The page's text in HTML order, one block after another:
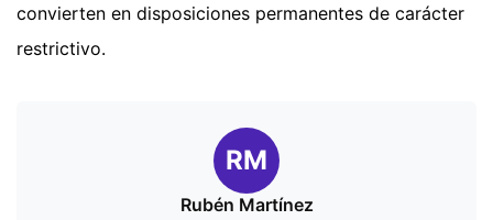
convierten en disposiciones permanentes de carácter
restrictivo.
RM
Rubén Martínez